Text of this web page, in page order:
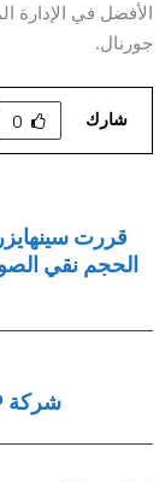
الأفضل في
جورنال.
شارك 0
الحجم نقي
شركة HP تكمل استحواذها على HyperX